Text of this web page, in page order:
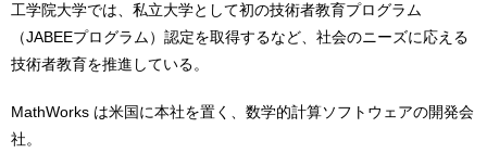
工学院大学では、私立大学として初の技術者教育プログラム
（JABEEプログラム）認定を取得するなど、社会のニーズに応える
技術者教育を推進している。
MathWorks は米国に本社を置く、数学的計算ソフトウェアの開発会
社。